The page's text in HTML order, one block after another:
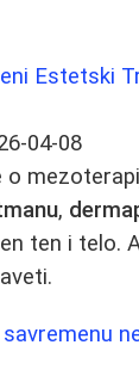
Estetski
04-08
o
,
ten i telo.